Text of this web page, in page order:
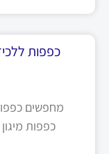
כפפות
מחפשים
כפפות